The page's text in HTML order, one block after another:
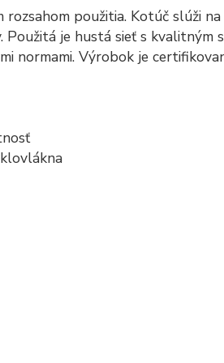
použitia. Kotúč slúži na
je hustá sieť s kvalitným
normami. Výrobok je